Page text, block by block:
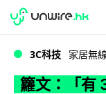
WWDC 2026
3C科技 家居無線
籮文：「有